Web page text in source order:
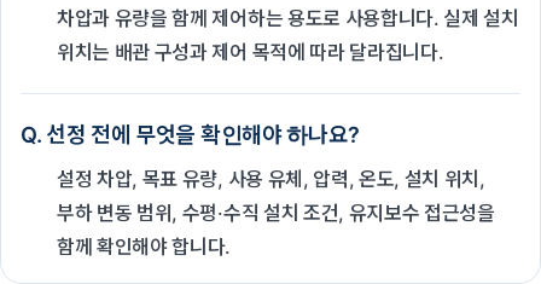
차압과 유량을 함께 제어하는 용도로 사용합니다. 실제 설치
위치는 배관 구성과 제어 목적에 따라 달라집니다.
Q. 선정 전에 무엇을 확인해야 하나요?
설정 차압, 목표 유량, 사용 유체, 압력, 온도, 설치 위치,
부하 변동 범위, 수평·수직 설치 조건, 유지보수 접근성을
함께 확인해야 합니다.